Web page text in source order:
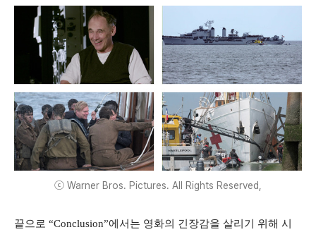
ⓒ Warner Bros. Pictures. All Rights Reserved,
끝으로 “Conclusion”에서는 영화의 긴장감을 살리기 위해 시